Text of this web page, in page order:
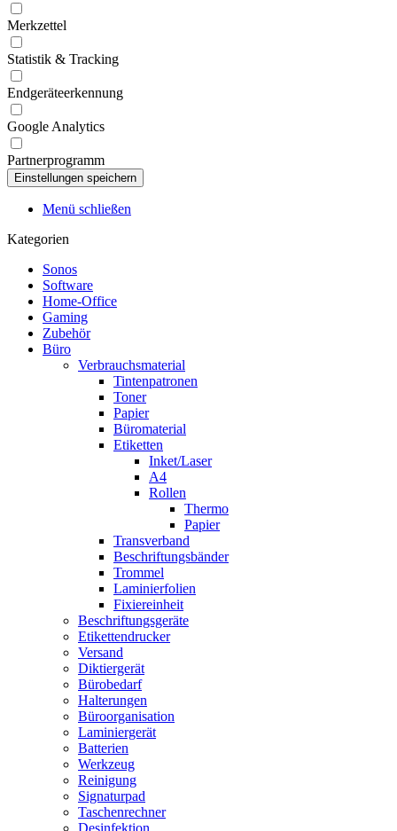
Merkzettel
Statistik & Tracking
Endgeräteerkennung
Google Analytics
Partnerprogramm
Menü schließen
Kategorien
Sonos
Software
Home-Office
Gaming
Zubehör
Büro
Verbrauchsmaterial
Tintenpatronen
Toner
Papier
Büromaterial
Etiketten
Inket/Laser
A4
Rollen
Thermo
Papier
Transverband
Beschriftungsbänder
Trommel
Laminierfolien
Fixiereinheit
Beschriftungsgeräte
Etikettendrucker
Versand
Diktiergerät
Bürobedarf
Halterungen
Büroorganisation
Laminiergerät
Batterien
Werkzeug
Reinigung
Signaturpad
Taschenrechner
Desinfektion